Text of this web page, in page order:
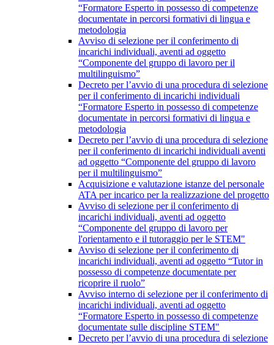
“Formatore Esperto in possesso di competenze
documentate in percorsi formativi di lingua e
metodologia
Avviso di selezione per il conferimento di
incarichi individuali, aventi ad oggetto
“Componente del gruppo di lavoro per il
multilinguismo”
Decreto per l’avvio di una procedura di selezione
per il conferimento di incarichi individuali
“Formatore Esperto in possesso di competenze
documentate in percorsi formativi di lingua e
metodologia
Decreto per l’avvio di una procedura di selezione
per il conferimento di incarichi individuali aventi
ad oggetto “Componente del gruppo di lavoro
per il multilinguismo”
Acquisizione e valutazione istanze del personale
ATA per incarico per la realizzazione del progetto
Avviso di selezione per il conferimento di
incarichi individuali, aventi ad oggetto
“Componente del gruppo di lavoro per
l'orientamento e il tutoraggio per le STEM"
Avviso di selezione per il conferimento di
incarichi individuali, aventi ad oggetto “Tutor in
possesso di competenze documentate per
ricoprire il ruolo”
Avviso interno di selezione per il conferimento di
incarichi individuali, aventi ad oggetto
“Formatore Esperto in possesso di competenze
documentate sulle discipline STEM"
Decreto per l’avvio di una procedura di selezione